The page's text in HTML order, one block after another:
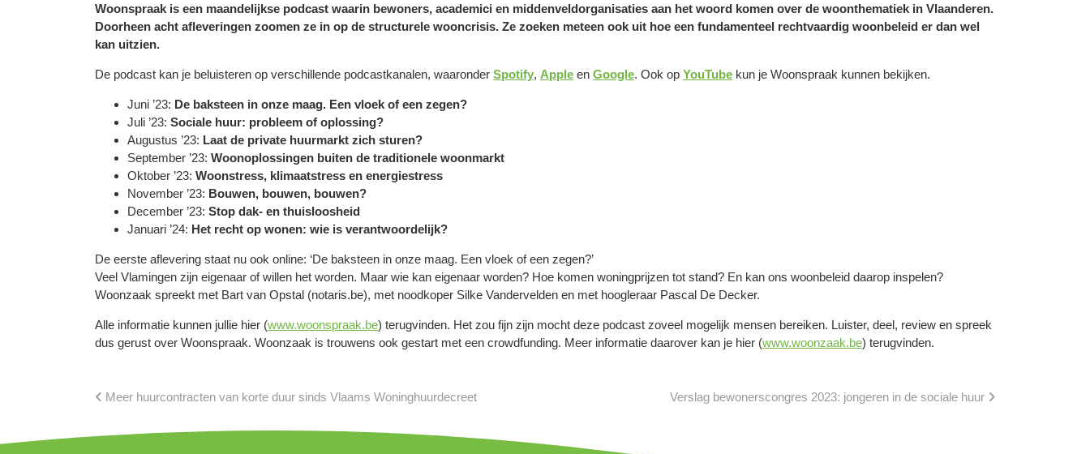
Woonspraak is een maandelijkse podcast waarin bewoners, academici en middenveldorganisaties aan het woord komen over de woonthematiek in Vlaanderen.
Doorheen acht afleveringen zoomen ze in op de structurele wooncrisis. Ze zoeken meteen ook uit hoe een fundamenteel rechtvaardig woonbeleid er dan wel
kan uitzien.
De podcast kan je beluisteren op verschillende podcastkanalen, waaronder Spotify, Apple en Google. Ook op YouTube kun je Woonspraak kunnen bekijken.
Juni ’23: De baksteen in onze maag. Een vloek of een zegen?
Juli ’23: Sociale huur: probleem of oplossing?
Augustus ’23: Laat de private huurmarkt zich sturen?
September ’23: Woonoplossingen buiten de traditionele woonmarkt
Oktober ’23: Woonstress, klimaatstress en energiestress
November ’23: Bouwen, bouwen, bouwen?
December ’23: Stop dak- en thuisloosheid
Januari ’24: Het recht op wonen: wie is verantwoordelijk?
De eerste aflevering staat nu ook online: ‘De baksteen in onze maag. Een vloek of een zegen?’
Veel Vlamingen zijn eigenaar of willen het worden. Maar wie kan eigenaar worden? Hoe komen woningprijzen tot stand? En kan ons woonbeleid daarop inspelen?
Woonzaak spreekt met Bart van Opstal (notaris.be), met noodkoper Silke Vandervelden en met hoogleraar Pascal De Decker.
Alle informatie kunnen jullie hier (www.woonspraak.be) terugvinden. Het zou fijn zijn mocht deze podcast zoveel mogelijk mensen bereiken. Luister, deel, review en spreek
dus gerust over Woonspraak. Woonzaak is trouwens ook gestart met een crowdfunding. Meer informatie daarover kan je hier (www.woonzaak.be) terugvinden.
Meer huurcontracten van korte duur sinds Vlaams Woninghuurdecreet Verslag bewonerscongres 2023: jongeren in de sociale huur